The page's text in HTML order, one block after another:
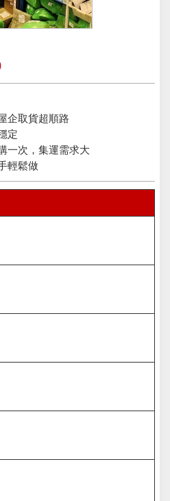
企取貨超順路
定
一次，集運需求大
輕鬆做